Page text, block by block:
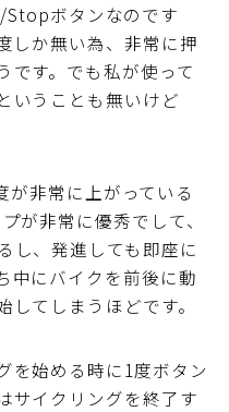
ボタンなのです
しか無い為、非常に押
です。でも私が使って
いうことも無いけど
が非常に上がっている
が非常に優秀でして、
し、発進しても即座に
中にバイクを前後に動
てしまうほどです。
を始める時に1度ボタン
サイクリングを終了す